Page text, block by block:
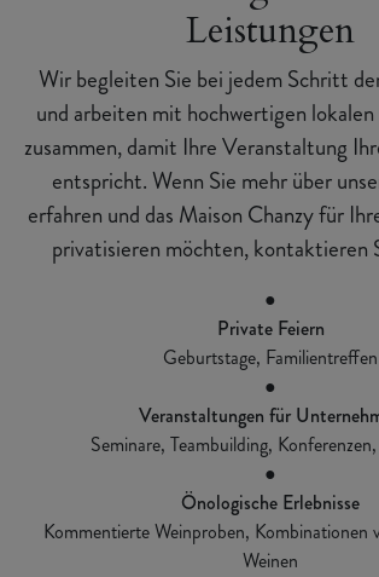
Leistungen
Wir begleiten Sie bei jedem Schritt
und arbeiten mit hochwertigen
zusammen, damit Ihre Veranstaltung
entspricht. Wenn Sie mehr über
erfahren und das Maison Chanzy für
privatisieren möchten, kontaktieren
●
Private Feiern
Geburtstage, Familientreffen
●
Veranstaltungen für
Seminare, Teambuilding,
●
Önologische Erlebnisse
Kommentierte Weinproben, Kombinationen
Weinen